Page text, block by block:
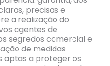
precisas e
a realização do
agentes de
segredos comercial e
de medidas
aptas a proteger os